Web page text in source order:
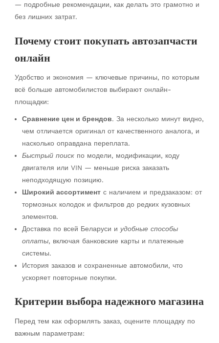
— подробные рекомендации, как делать это грамотно и
без лишних затрат.
Почему стоит покупать автозапчасти
онлайн
Удобство и экономия — ключевые причины, по которым
всё больше автомобилистов выбирают онлайн-
площадки:
Сравнение цен и брендов. За несколько минут видно,
чем отличается оригинал от качественного аналога, и
насколько оправдана переплата.
Быстрый поиск по модели, модификации, коду
двигателя или VIN — меньше риска заказать
неподходящую позицию.
Широкий ассортимент с наличием и предзаказом: от
тормозных колодок и фильтров до редких кузовных
элементов.
Доставка по всей Беларуси и удобные способы
оплаты, включая банковские карты и платежные
системы.
История заказов и сохраненные автомобили, что
ускоряет повторные покупки.
Критерии выбора надежного магазина
Перед тем как оформлять заказ, оцените площадку по
важным параметрам: